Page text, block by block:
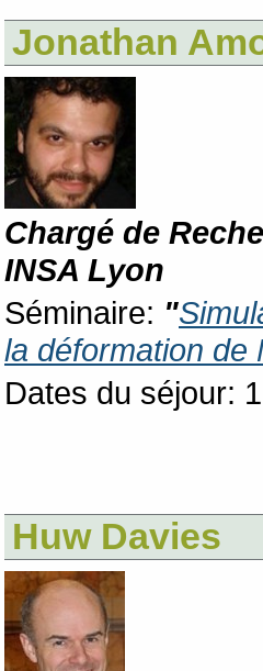
Jonathan
Chargé de
INSA Lyon
Séminaire: "
la déformation de
Dates du séjour:
Huw Davies